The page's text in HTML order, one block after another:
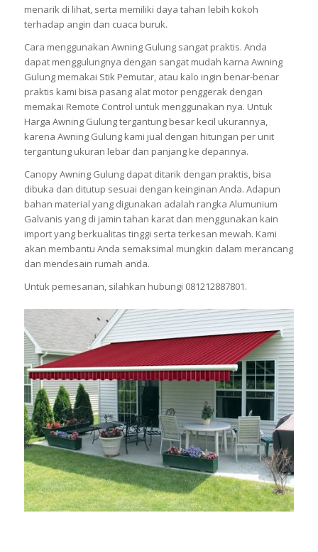
menarik di lihat, serta memiliki daya tahan lebih kokoh
terhadap angin dan cuaca buruk.
Cara menggunakan Awning Gulung sangat praktis. Anda
dapat menggulungnya dengan sangat mudah karna Awning
Gulung memakai Stik Pemutar, atau kalo ingin benar-benar
praktis kami bisa pasang alat motor penggerak dengan
memakai Remote Control untuk menggunakan nya. Untuk
Harga Awning Gulung tergantung besar kecil ukurannya,
karena Awning Gulung kami jual dengan hitungan per unit
tergantung ukuran lebar dan panjang ke depannya.
Canopy Awning Gulung dapat ditarik dengan praktis, bisa
dibuka dan ditutup sesuai dengan keinginan Anda. Adapun
bahan material yang digunakan adalah rangka Alumunium
Galvanis yang di jamin tahan karat dan menggunakan kain
import yang berkualitas tinggi serta terkesan mewah. Kami
akan membantu Anda semaksimal mungkin dalam merancang
dan mendesain rumah anda.
Untuk pemesanan, silahkan hubungi 081212887801.